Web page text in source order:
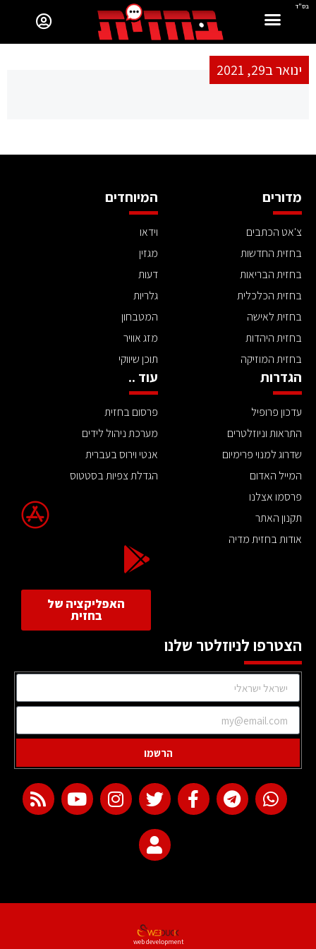
בס"ד
ינואר ב29, 2021
מדורים
צ'אט הכתבים
בחזית החדשות
בחזית הבריאות
בחזית הכלכלית
בחזית לאישה
בחזית היהדות
בחזית המוזיקה
המיוחדים
וידאו
מגזין
דעות
גלריות
המטבחון
מזג אוויר
תוכן שיווקי
הגדרות
עדכון פרופיל
התראות וניוזלטרים
שדרוג למנוי פרימיום
המייל האדום
פרסמו אצלנו
תקנון האתר
אודות בחזית מדיה
עוד ..
פרסום בחזית
מערכת ניהול לידים
אנטי וירוס בעברית
הגדלת צפיות בסטטוס
האפליקציה של
בחזית
הצטרפו לניוזלטר שלנו
הרשמו
web development